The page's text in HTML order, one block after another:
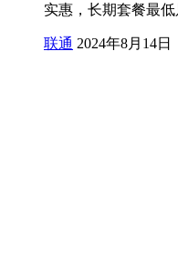
实惠，长期套餐最
联通 2024年8月14日